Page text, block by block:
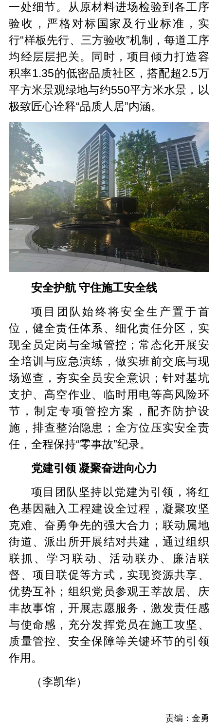
一处细节。从原材料进场检验到各工序
验收，严格对标国家及行业标准，实
行“样板先行、三方验收”机制，每道工序
均经层层把关。同时，项目倾力打造容
积率1.35的低密品质社区，搭配超2.5万
平方米景观绿地与约550平方米水景，以
极致匠心诠释“品质人居”内涵。
安全护航 守住施工安全线
项目团队始终将安全生产置于首
位，健全责任体系、细化责任分区，实
现全员定岗与全域管控；常态化开展安
全培训与应急演练，做实班前交底与现
场巡查，夯实全员安全意识；针对基坑
支护、高空作业、临时用电等高风险环
节，制定专项管控方案，配齐防护设
施，排查整治隐患；全方位压实安全责
任，全程保持“零事故”纪录。
党建引领 凝聚奋进向心力
项目团队坚持以党建为引领，将红
色基因融入工程建设全过程，凝聚攻坚
克难、奋勇争先的强大合力；联动属地
街道、派出所开展结对共建，通过组织
联抓、学习联动、活动联办、廉洁联
督、项目联促等方式，实现资源共享、
优势互补；组织党员参观王莘故居、庆
丰故事馆，开展志愿服务，激发责任感
与使命感，充分发挥党员在施工攻坚、
质量管控、安全保障等关键环节的引领
作用。
（李凯华）
责编：金勇